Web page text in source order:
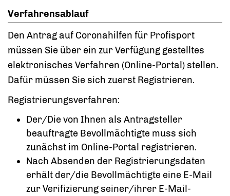
Verfahrensablauf
Den Antrag auf Coronahilfen für Profisport
müssen Sie über ein zur Verfügung gestelltes
elektronisches Verfahren (Online-Portal) stellen.
Dafür müssen Sie sich zuerst Registrieren.
Registrierungsverfahren:
Der/Die von Ihnen als Antragsteller
beauftragte Bevollmächtigte muss sich
zunächst im Online-Portal registrieren.
Nach Absenden der Registrierungsdaten
erhält der/die Bevollmächtigte eine E-Mail
zur Verifizierung seiner/ihrer E-Mail-